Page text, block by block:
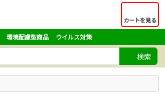
カートを見る
環境配慮型商品 ウイルス対策
検索